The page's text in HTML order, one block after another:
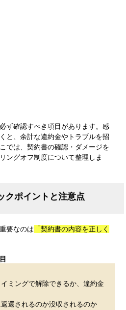
ず確認すべき項目があります。感
と、余計な違約金やトラブルを招
では、契約書の確認・ダメージを
ングオフ制度について整理しま
クポイントと注意点
要なのは 「契約書の内容を正しく
ミングで解除できるか、違約金
還されるのか没収されるのか